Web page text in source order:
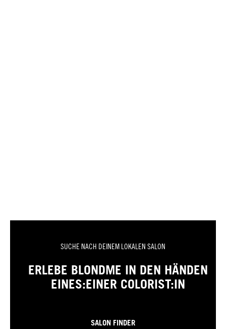
SUCHE NACH DEINEM LOKALEN SALON
ERLEBE BLONDME IN DEN HÄNDEN
EINES:EINER COLORIST:IN
SALON FINDER